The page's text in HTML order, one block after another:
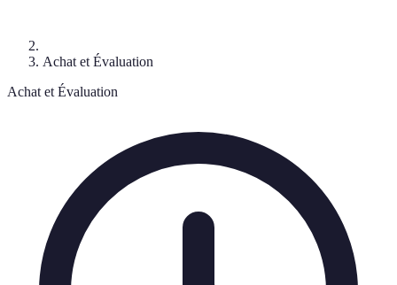
Achat et Évaluation
Achat et Évaluation